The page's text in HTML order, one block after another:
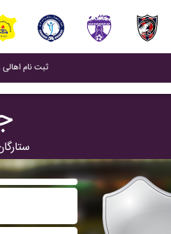
ثبت نام اهالی(current)